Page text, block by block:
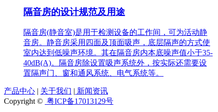
隔音房的设计规范及用途
隔音房(静音室)是用于检测设备的工作间，可为活动静
音房。静音房采用四面及顶面吸声，底层隔声的方式使
室内达到低噪声环境。其在隔音房内本底噪声值小于35-
40dB(A)。隔音房除设置吸声系统外，按实际还需要设
置隔声门、窗和通风系统、电气系统等。
产品中心 | 关于我们 | 新闻资讯
Copyright © 粤ICP备17013129号